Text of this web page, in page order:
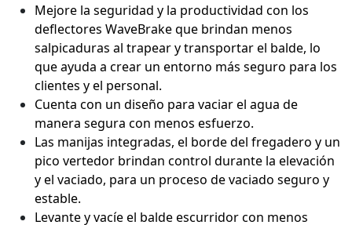
Mejore la seguridad y la productividad con los
deflectores WaveBrake que brindan menos
salpicaduras al trapear y transportar el balde, lo
que ayuda a crear un entorno más seguro para los
clientes y el personal.
Cuenta con un diseño para vaciar el agua de
manera segura con menos esfuerzo.
Las manijas integradas, el borde del fregadero y un
pico vertedor brindan control durante la elevación
y el vaciado, para un proceso de vaciado seguro y
estable.
Levante y vacíe el balde escurridor con menos